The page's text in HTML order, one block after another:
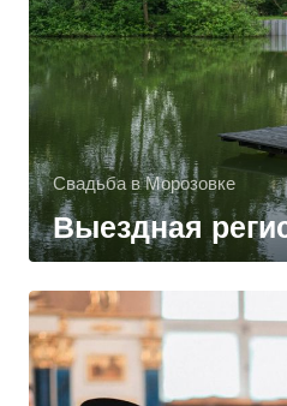
Свадьба в Морозовке
Выездная